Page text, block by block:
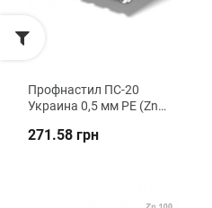
Профнастил ПC-20
Украина 0,5 мм РЕ (Zn
Металика
271.58 грн